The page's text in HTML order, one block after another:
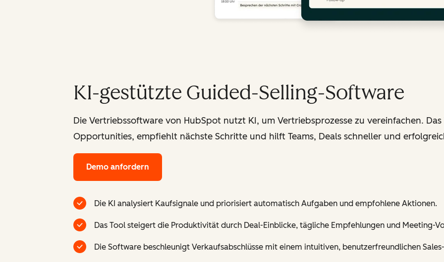
KI-gestützte Guided-Selling-Software
Die Vertriebssoftware von HubSpot nutzt KI, um Vertriebsprozesse zu vereinfachen.
Opportunities, empfiehlt nächste Schritte und hilft Teams, Deals schneller und
Demo anfordern
Die KI analysiert Kaufsignale und priorisiert automatisch Aufgaben und empfohlene Aktionen.
Das Tool steigert die Produktivität durch Deal-Einblicke, tägliche Empfehlungen und Meeting-
Die Software beschleunigt Verkaufsabschlüsse mit einem intuitiven, benutzerfreundlichen